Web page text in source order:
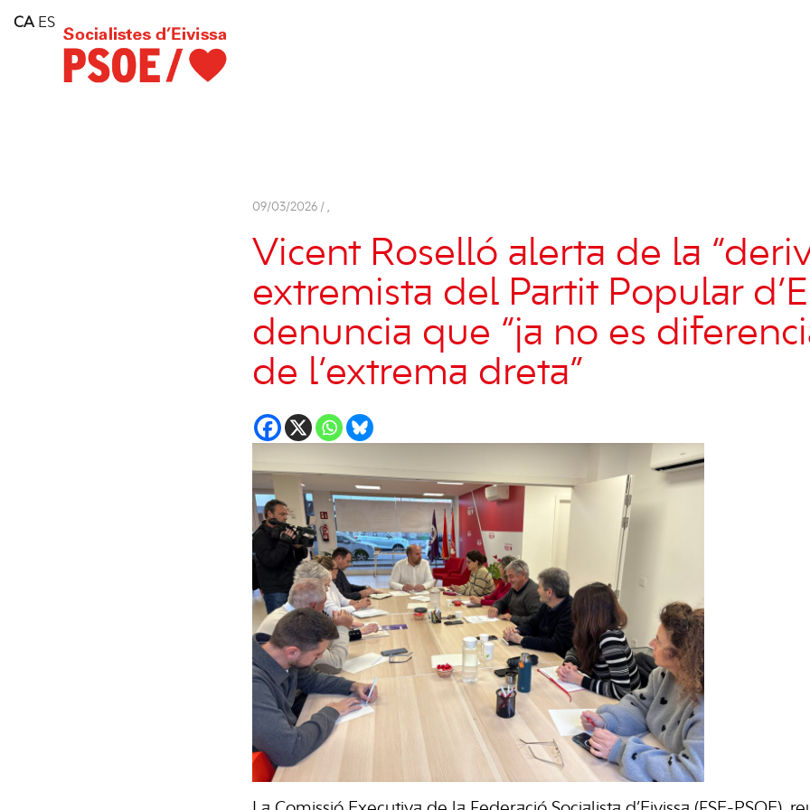
Consell Insular d'Eivissa
Services
09/03/2026 / ,
Vicent Roselló alerta de la
extremista del Partit Popular
denuncia que “ja no es
de l’extrema dreta”
CA ES